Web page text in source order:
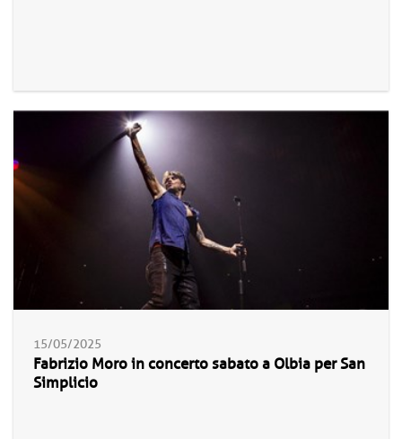
15/05/2025
Fabrizio Moro in concerto sabato a Olbia per San
Simplicio